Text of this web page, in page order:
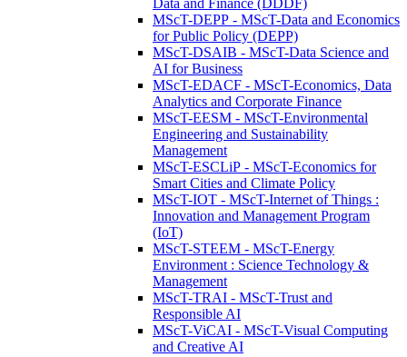
Data and Finance (DDDF)
MScT-DEPP - MScT-Data and Economics
for Public Policy (DEPP)
MScT-DSAIB - MScT-Data Science and
AI for Business
MScT-EDACF - MScT-Economics, Data
Analytics and Corporate Finance
MScT-EESM - MScT-Environmental
Engineering and Sustainability
Management
MScT-ESCLiP - MScT-Economics for
Smart Cities and Climate Policy
MScT-IOT - MScT-Internet of Things :
Innovation and Management Program
(IoT)
MScT-STEEM - MScT-Energy
Environment : Science Technology &
Management
MScT-TRAI - MScT-Trust and
Responsible AI
MScT-ViCAI - MScT-Visual Computing
and Creative AI